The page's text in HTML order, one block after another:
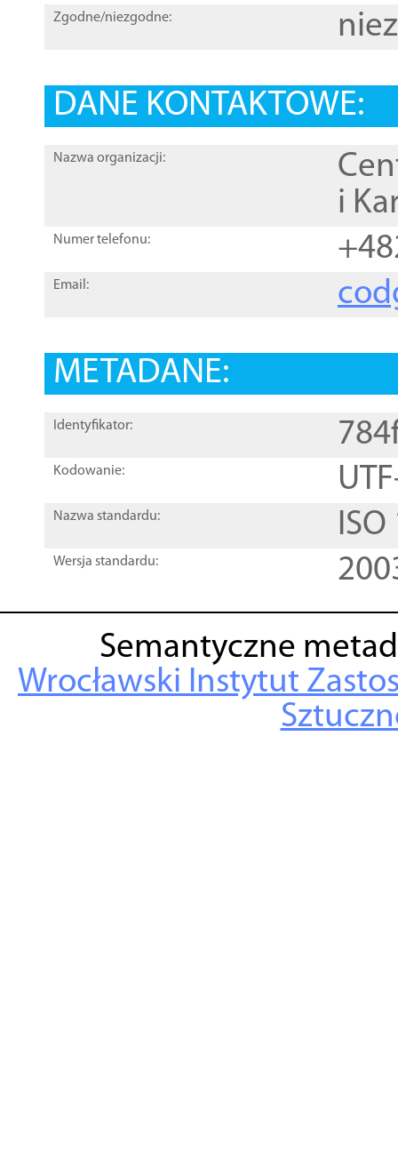
Zgodne/niezgodne:
DANE KONTAKTOWE:
Nazwa organizacji:
i
Numer telefonu:
Email:
METADANE:
Identyfikator:
Kodowanie:
Nazwa standardu:
Wersja standardu:
Semantyczne
Wrocławski Instytut